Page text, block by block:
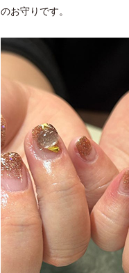
のお守りです。